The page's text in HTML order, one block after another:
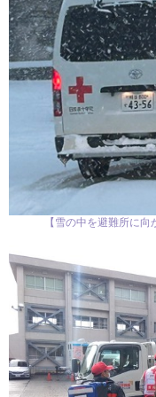
【雪の中を避難所に